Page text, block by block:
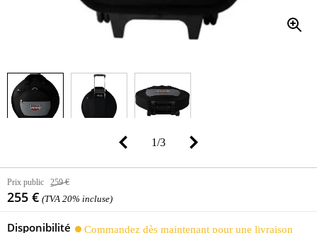
1/3
Prix public 259 €
255 € (TVA 20% incluse)
Disponibilité
Commandez dès maintenant pour une livraison